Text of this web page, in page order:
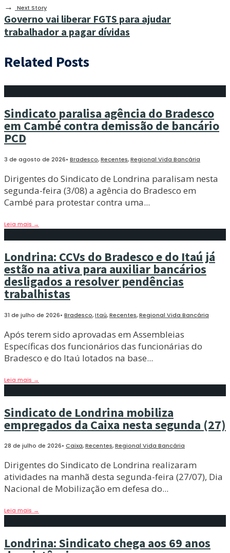
→ Next Story
Governo vai liberar FGTS para ajudar
trabalhador a pagar dívidas
Related Posts
Sindicato paralisa agência do Bradesco
em Cambé contra demissão de bancário
PCD
3 de agosto de 2026• Bradesco,Recentes,Regional Vida Bancária
Dirigentes do Sindicato de Londrina paralisam nesta
segunda-feira (3/08) a agência do Bradesco em
Cambé para protestar contra uma...
Leia mais →
Londrina: CCVs do Bradesco e do Itaú já
estão na ativa para auxiliar bancários
desligados a resolver pendências
trabalhistas
31 de julho de 2026• Bradesco,Itaú,Recentes,Regional Vida Bancária
Após terem sido aprovadas em Assembleias
Específicas dos funcionários das funcionárias do
Bradesco e do Itaú lotados na base...
Leia mais →
Sindicato de Londrina mobiliza
empregados da Caixa nesta segunda (27)
28 de julho de 2026• Caixa,Recentes,Regional Vida Bancária
Dirigentes do Sindicato de Londrina realizaram
atividades na manhã desta segunda-feira (27/07), Dia
Nacional de Mobilização em defesa do...
Leia mais →
Londrina: Sindicato chega aos 69 anos